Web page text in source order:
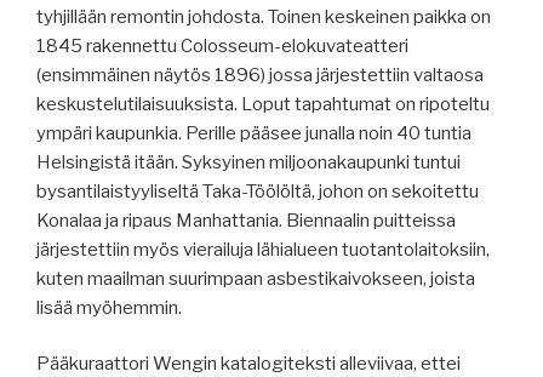
tyhjillään remontin johdosta. Toinen keskeinen paikka on
1845 rakennettu Colosseum-elokuvateatteri
(ensimmäinen näytös 1896) jossa järjestettiin valtaosa
keskustelutilaisuuksista. Loput tapahtumat on ripoteltu
ympäri kaupunkia. Perille pääsee junalla noin 40 tuntia
Helsingistä itään. Syksyinen miljoonakaupunki tuntui
bysantilaistyyliseltä Taka-Töölöltä, johon on sekoitettu
Konalaa ja ripaus Manhattania. Biennaalin puitteissa
järjestettiin myös vierailuja lähialueen tuotantolaitoksiin,
kuten maailman suurimpaan asbestikaivokseen, joista
lisää myöhemmin.
Pääkuraattori Wengin katalogiteksti alleviivaa, ettei